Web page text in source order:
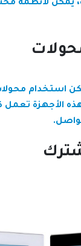
يمكن لأنظمة
استخدام
الأجهزة